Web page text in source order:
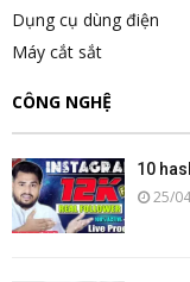
Dụng cụ dùng điện
Máy cắt sắt
CÔNG NGHỆ
10
25/